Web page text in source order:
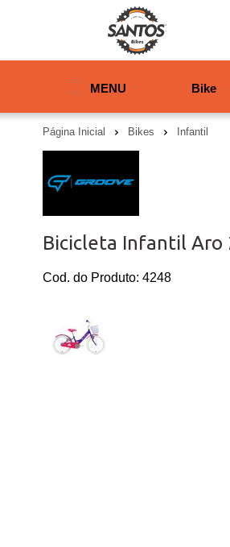
MENU Bike
Página Inicial Bikes Infantil
Bicicleta Infantil Aro
Cod. do Produto: 4248